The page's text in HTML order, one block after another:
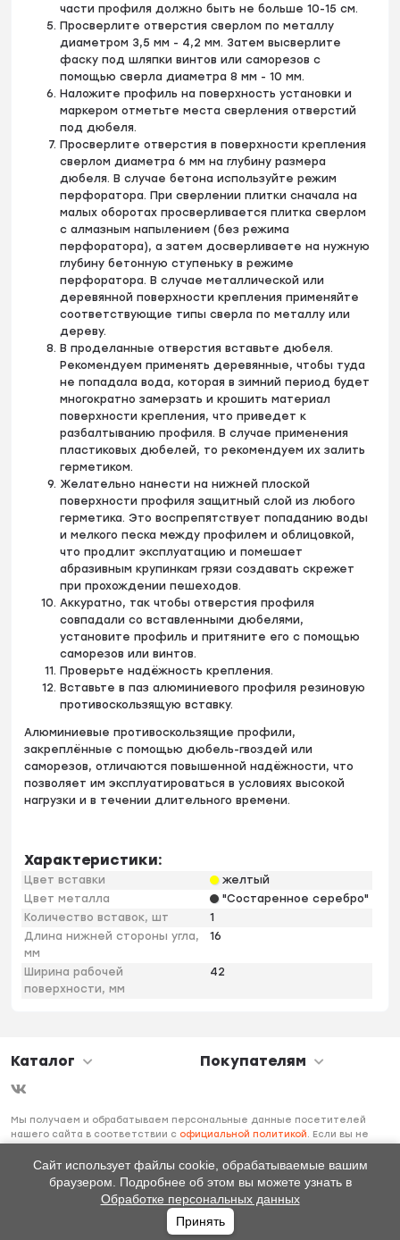
Избранное
части профиля должно быть не больше 10-15 см.
Просверлите отверстия сверлом по металлу
диаметром 3,5 мм - 4,2 мм. Затем высверлите
фаску под шляпки винтов или саморезов с
помощью сверла диаметра 8 мм - 10 мм.
Наложите профиль на поверхность установки и
маркером отметьте места сверления отверстий
под дюбеля.
Просверлите отверстия в поверхности крепления
сверлом диаметра 6 мм на глубину размера
дюбеля. В случае бетона используйте режим
перфоратора. При сверлении плитки сначала на
малых оборотах просверливается плитка сверлом
с алмазным напылением (без режима
перфоратора), а затем досверливаете на нужную
глубину бетонную ступеньку в режиме
перфоратора. В случае металлической или
деревянной поверхности крепления применяйте
соответствующие типы сверла по металлу или
дереву.
В проделанные отверстия вставьте дюбеля.
Рекомендуем применять деревянные, чтобы туда
не попадала вода, которая в зимний период будет
многократно замерзать и крошить материал
поверхности крепления, что приведет к
разбалтыванию профиля. В случае применения
пластиковых дюбелей, то рекомендуем их залить
герметиком.
Желательно нанести на нижней плоской
поверхности профиля защитный слой из любого
герметика. Это воспрепятствует попаданию воды
и мелкого песка между профилем и облицовкой,
что продлит эксплуатацию и помешает
абразивным крупинкам грязи создавать скрежет
при прохождении пешеходов.
Аккуратно, так чтобы отверстия профиля
совпадали со вставленными дюбелями,
установите профиль и притяните его с помощью
саморезов или винтов.
Проверьте надёжность крепления.
Вставьте в паз алюминиевого профиля резиновую
противоскользящую вставку.
Алюминиевые противоскользящие профили,
закреплённые с помощью дюбель-гвоздей или
саморезов, отличаются повышенной надёжности, что
позволяет им эксплуатироваться в условиях высокой
нагрузки и в течении длительного времени.
Характеристики:
Цвет вставки
желтый
Цвет металла
"Состаренное серебро"
Количество вставок, шт
1
Длина нижней стороны угла,
мм
16
Ширина рабочей
поверхности, мм
42
Каталог Покупателям
Мы получаем и обрабатываем персональные данные посетителей
нашего сайта в соответствии с официальной политикой. Если вы не
необходимо покинуть наш сайт.
Сайт использует файлы cookie, обрабатываемые вашим
браузером. Подробнее об этом вы можете узнать в
Обработке персональных данных
Принять